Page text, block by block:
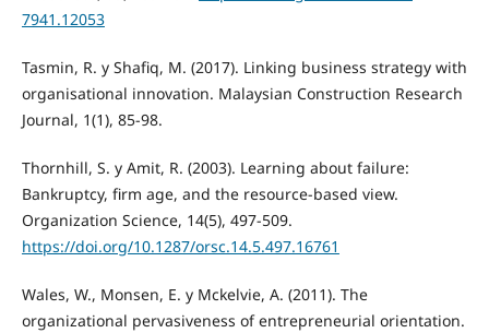
7941.12053
Tasmin, R. y Shafiq, M. (2017). Linking business strategy with
organisational innovation. Malaysian Construction Research
Journal, 1(1), 85-98.
Thornhill, S. y Amit, R. (2003). Learning about failure:
Bankruptcy, firm age, and the resource-based view.
Organization Science, 14(5), 497-509.
https://doi.org/10.1287/orsc.14.5.497.16761
Wales, W., Monsen, E. y Mckelvie, A. (2011). The
organizational pervasiveness of entrepreneurial orientation.